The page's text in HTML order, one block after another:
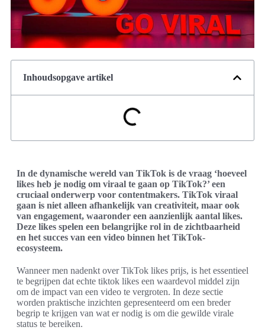
Inhoudsopgave artikel
In de dynamische wereld van TikTok is de vraag ‘hoeveel
likes heb je nodig om viraal te gaan op TikTok?’ een
cruciaal onderwerp voor contentmakers. TikTok viraal
gaan is niet alleen afhankelijk van creativiteit, maar ook
van engagement, waaronder een aanzienlijk aantal likes.
Deze likes spelen een belangrijke rol in de zichtbaarheid
en het succes van een video binnen het TikTok-
ecosysteem.
Wanneer men nadenkt over TikTok likes prijs, is het essentieel
te begrijpen dat echte tiktok likes een waardevol middel zijn
om de impact van een video te vergroten. In deze sectie
worden praktische inzichten gepresenteerd om een breder
begrip te krijgen van wat er nodig is om die gewilde virale
status te bereiken.